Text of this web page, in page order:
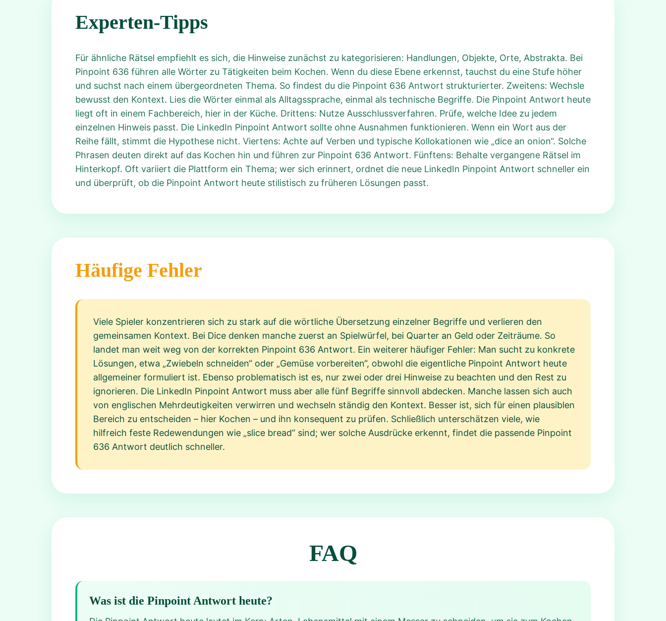
Experten-Tipps
Für ähnliche Rätsel empfiehlt es sich, die Hinweise zunächst zu kategorisieren: Handlungen, Objekte, Orte, Abstrakta. Bei
Pinpoint 636 führen alle Wörter zu Tätigkeiten beim Kochen. Wenn du diese Ebene erkennst, tauchst du eine Stufe höher
und suchst nach einem übergeordneten Thema. So findest du die Pinpoint 636 Antwort strukturierter. Zweitens: Wechsle
bewusst den Kontext. Lies die Wörter einmal als Alltagssprache, einmal als technische Begriffe. Die Pinpoint Antwort heute
liegt oft in einem Fachbereich, hier in der Küche. Drittens: Nutze Ausschlussverfahren. Prüfe, welche Idee zu jedem
einzelnen Hinweis passt. Die LinkedIn Pinpoint Antwort sollte ohne Ausnahmen funktionieren. Wenn ein Wort aus der
Reihe fällt, stimmt die Hypothese nicht. Viertens: Achte auf Verben und typische Kollokationen wie „dice an onion“. Solche
Phrasen deuten direkt auf das Kochen hin und führen zur Pinpoint 636 Antwort. Fünftens: Behalte vergangene Rätsel im
Hinterkopf. Oft variiert die Plattform ein Thema; wer sich erinnert, ordnet die neue LinkedIn Pinpoint Antwort schneller ein
und überprüft, ob die Pinpoint Antwort heute stilistisch zu früheren Lösungen passt.
Häufige Fehler
Viele Spieler konzentrieren sich zu stark auf die wörtliche Übersetzung einzelner Begriffe und verlieren den
gemeinsamen Kontext. Bei Dice denken manche zuerst an Spielwürfel, bei Quarter an Geld oder Zeiträume. So
landet man weit weg von der korrekten Pinpoint 636 Antwort. Ein weiterer häufiger Fehler: Man sucht zu konkrete
Lösungen, etwa „Zwiebeln schneiden“ oder „Gemüse vorbereiten“, obwohl die eigentliche Pinpoint Antwort heute
allgemeiner formuliert ist. Ebenso problematisch ist es, nur zwei oder drei Hinweise zu beachten und den Rest zu
ignorieren. Die LinkedIn Pinpoint Antwort muss aber alle fünf Begriffe sinnvoll abdecken. Manche lassen sich auch
von englischen Mehrdeutigkeiten verwirren und wechseln ständig den Kontext. Besser ist, sich für einen plausiblen
Bereich zu entscheiden – hier Kochen – und ihn konsequent zu prüfen. Schließlich unterschätzen viele, wie
hilfreich feste Redewendungen wie „slice bread“ sind; wer solche Ausdrücke erkennt, findet die passende Pinpoint
636 Antwort deutlich schneller.
FAQ
Was ist die Pinpoint Antwort heute?